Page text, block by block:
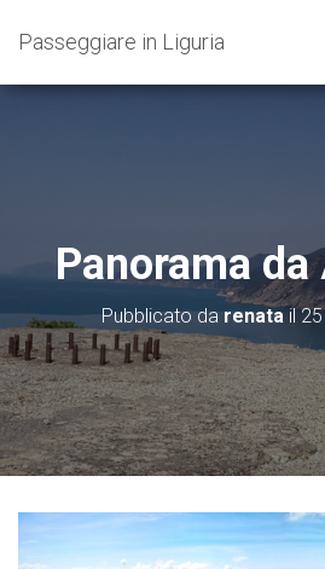
Passeggiare in Liguria
Panorama
Pubblicato da renata il